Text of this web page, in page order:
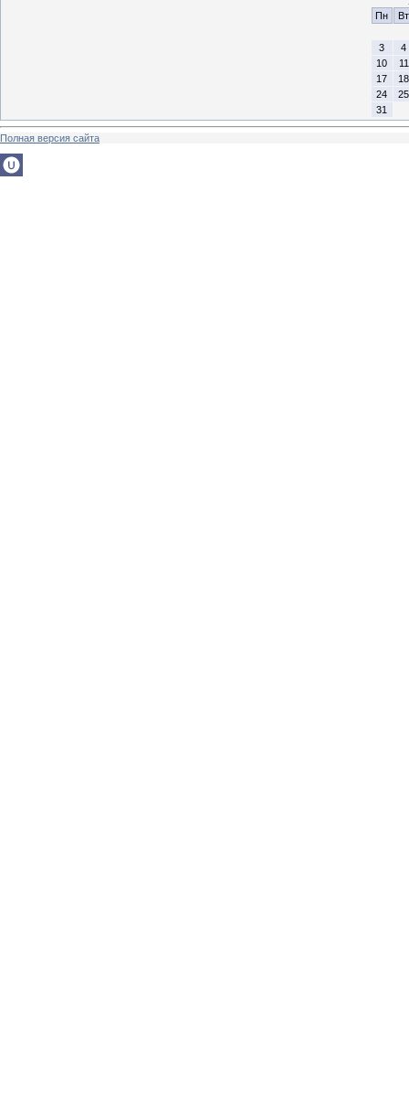
Пн
Вт
3
4
10
11
17
18
24
25
31
Полная версия сайта